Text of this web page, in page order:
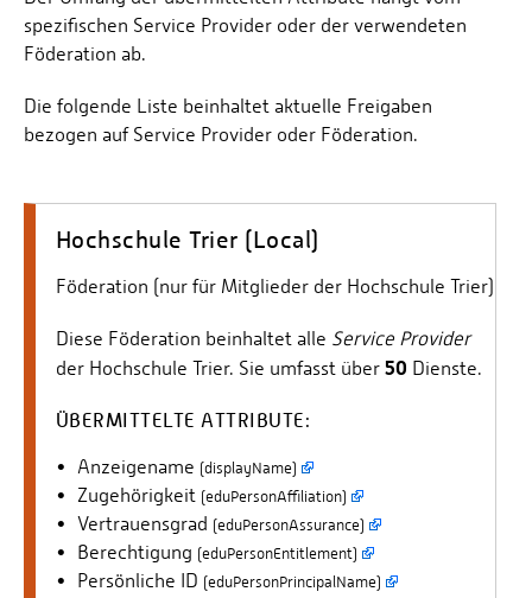
spezifischen Service Provider oder der verwendeten
Föderation ab.
Die folgende Liste beinhaltet aktuelle Freigaben
bezogen auf Service Provider oder Föderation.